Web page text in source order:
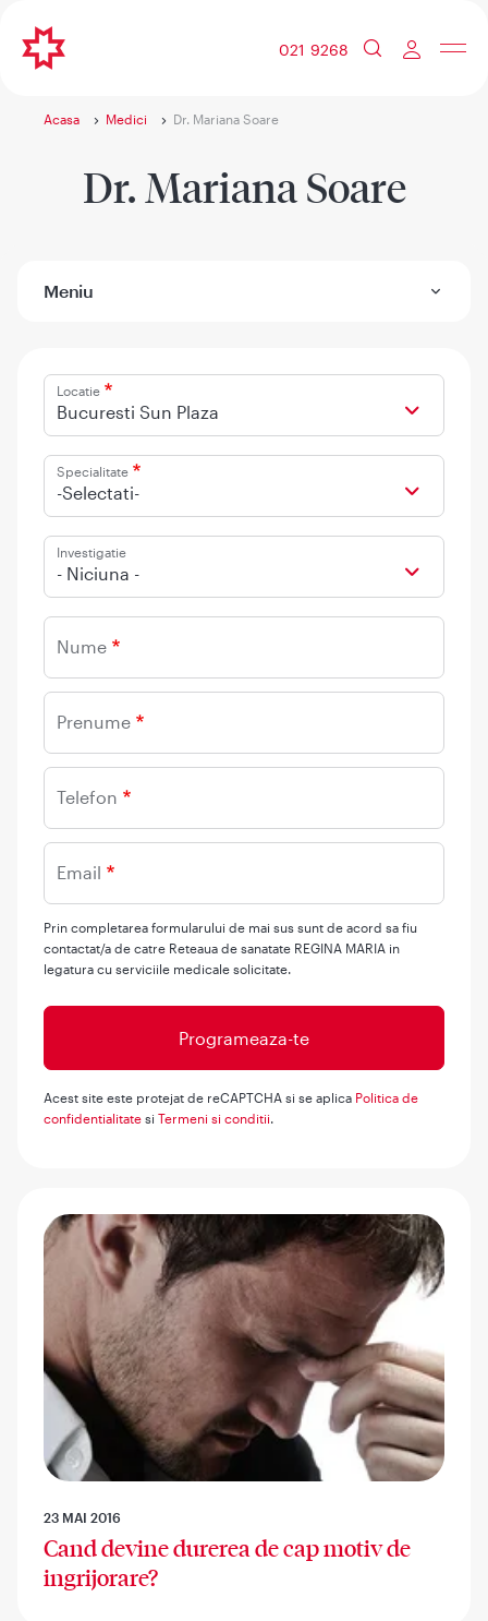
021 9268
Acasa Medici Dr. Mariana Soare
Dr. Mariana Soare
Meniu
Locatie
Bucuresti Sun Plaza
Specialitate
-Selectati-
Investigatie
- Niciuna -
Nume
Prenume
Telefon
Email
Prin completarea formularului de mai sus sunt de acord sa fiu
contactat/a de catre Reteaua de sanatate REGINA MARIA in
legatura cu serviciile medicale solicitate.
Acest site este protejat de reCAPTCHA si se aplica Politica de
confidentialitate si Termeni si conditii.
23 MAI 2016
Cand devine durerea de cap motiv de
ingrijorare?